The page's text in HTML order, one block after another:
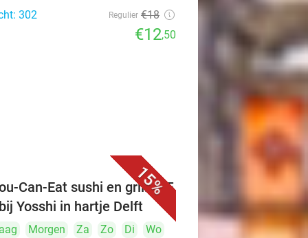
302 Regulier €18
€12,50
15%
Can-Eat sushi en grill (2,5
Yosshi in hartje Delft
Morgen Za Zo Di
Wo